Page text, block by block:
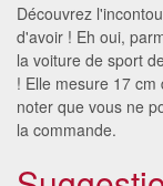
Découvrez
d'avoir ! Eh oui,
la voiture de sport
! Elle mesure 17
noter que vous ne
la commande.